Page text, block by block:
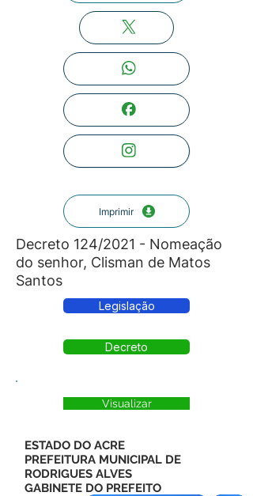
Imprimir
Decreto 124/2021 - Nomeação
do senhor, Clisman de Matos
Santos
Legislação
Decreto
Visualizar
ESTADO DO ACRE
PREFEITURA MUNICIPAL DE
RODRIGUES ALVES
GABINETE DO PREFEITO